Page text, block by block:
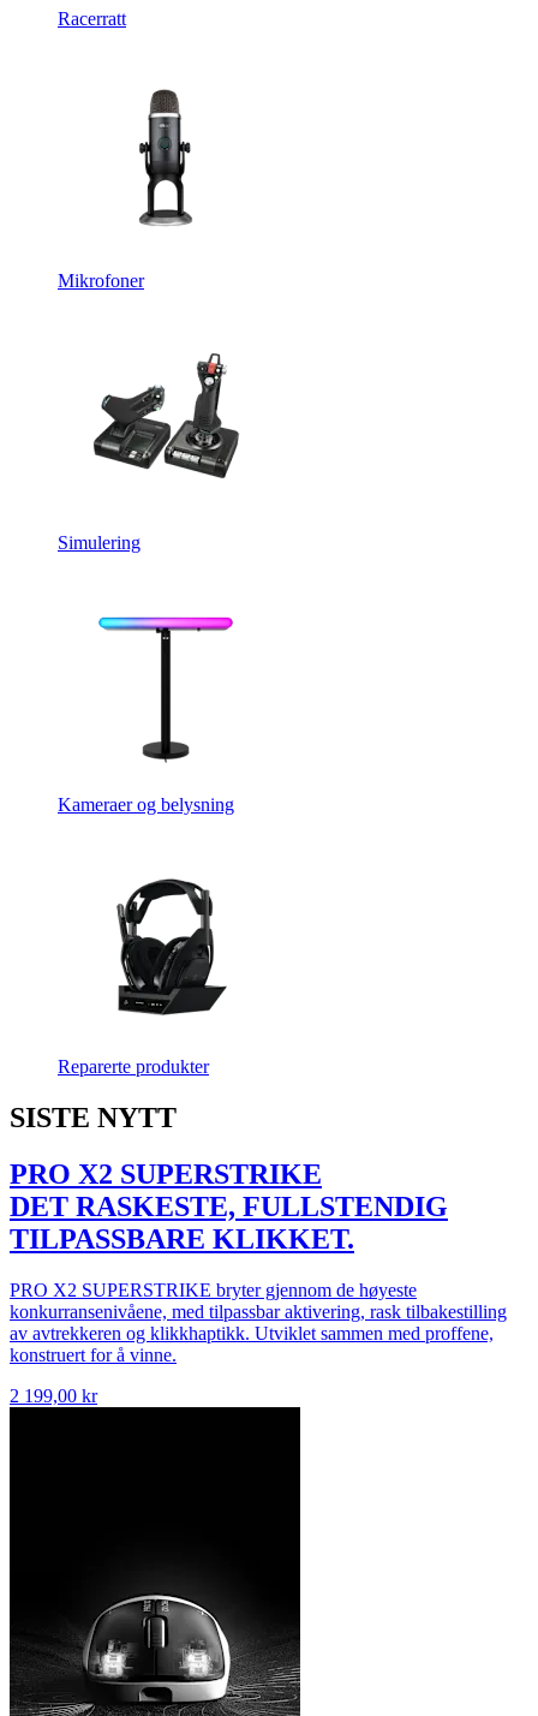
Racerratt
Mikrofoner
Simulering
Kameraer og belysning
Reparerte produkter
SISTE NYTT
PRO X2 SUPERSTRIKE
DET RASKESTE, FULLSTENDIG
TILPASSBARE KLIKKET.
PRO X2 SUPERSTRIKE bryter gjennom de høyeste
konkurransenivåene, med tilpassbar aktivering, rask tilbakestilling
av avtrekkeren og klikkhaptikk. Utviklet sammen med proffene,
konstruert for å vinne.
2 199,00 kr